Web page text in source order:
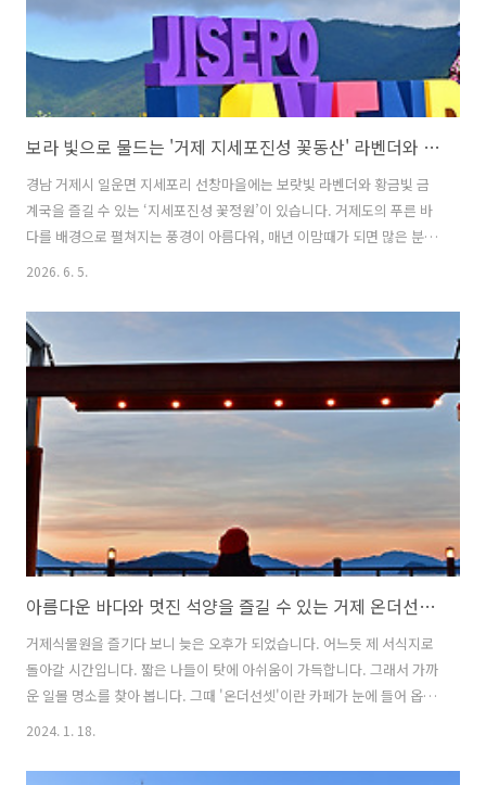
보라 빛으로 물드는 '거제 지세포진성 꽃동산' 라벤더와 수국! 노란 금계국 ( 거제 라벤더 / 거제의 숨은 보석 )
경남 거제시 일운면 지세포리 선창마을에는 보랏빛 라벤더와 황금빛 금
계국을 즐길 수 있는 ‘지세포진성 꽃정원’이 있습니다. 거제도의 푸른 바
다를 배경으로 펼쳐지는 풍경이 아름다워, 매년 이맘때가 되면 많은 분들
이 찾는 곳입니다. 마침, 보랏빛 라벤더가 개화했다는 소식을 접했습니
지방선거일을 맞아 ‘지세포진성 꽃정원’을 찾았습니다. 신성마을은 작은
포구지만, 공영 주차장이 제법 잘 갖춰져 있어 주차는 비교적 수월했습니
다. 주차장을 나오면 지세포진성으로 이어지는 계단이 있습니다. 한 사람
이 겨우 지날 수 있을 만큼 좁은, 전형적인 섬마을의 골목길입니다. 골목
길 끝에는 동백나무 터널이 펼쳐지는데, 터널 속 어둠을 밝히는 공간이 ..
2026. 6. 5.
아름다운 바다와 멋진 석양을 즐길 수 있는 거제 온더선셋 카페!( 거제여행/거제일몰 )
거제식물원을 즐기다 보니 늦은 오후가 되었습니다. 어느듯 제 서식지로
돌아갈 시간입니다. 짧은 나들이 탓에 아쉬움이 가득합니다. 그래서 가까
운 일몰 명소를 찾아 봅니다. 그때 '온더선셋'이란 카페가 눈에 들어 옵니
다. 늦은 오후에 걸맞는 이름인데다, 마침 통영 방향의 거제대교 가기 전
더선셋' 카페를 찾았습니다. 바로 카페를 들어가지 않고, 옆 건물을 먼저
2024. 1. 18.